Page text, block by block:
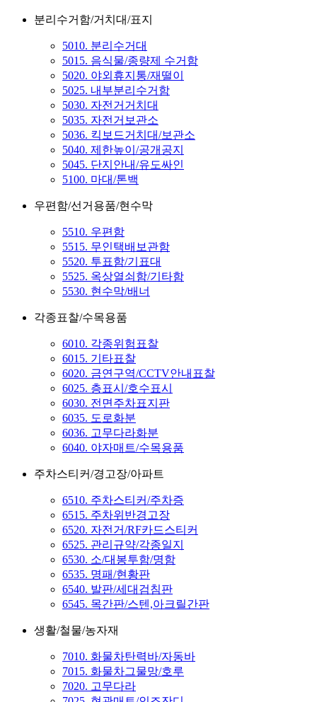
분리수거함/거치대/표지
5010. 분리수거대
5015. 음식물/종량제 수거함
5020. 야외휴지통/재떨이
5025. 내부분리수거함
5030. 자전거거치대
5035. 자전거보관소
5036. 킥보드거치대/보관소
5040. 제한높이/공개공지
5045. 단지안내/유도싸인
5100. 마대/톤백
우편함/선거용품/현수막
5510. 우편함
5515. 무인택배보관함
5520. 투표함/기표대
5525. 옥상열쇠함/기타함
5530. 현수막/배너
각종표찰/수목용품
6010. 각종위험표찰
6015. 기타표찰
6020. 금연구역/CCTV안내표찰
6025. 층표시/호수표시
6030. 전면주차표지판
6035. 도로화분
6036. 고무다라화분
6040. 야자매트/수목용품
주차스티커/경고장/아파트
6510. 주차스티커/주차증
6515. 주차위반경고장
6520. 자전거/RF카드스티커
6525. 관리규약/각종일지
6530. 소/대봉투함/명함
6535. 명패/현황판
6540. 발판/세대검침판
6545. 목간판/스텐,아크릴간판
생활/철물/농자재
7010. 화물차탄력바/자동바
7015. 화물차그물망/호루
7020. 고무다라